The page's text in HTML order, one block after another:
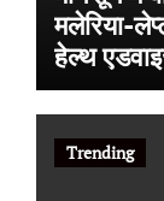
मलेरिया-
हेल्थ
Trending